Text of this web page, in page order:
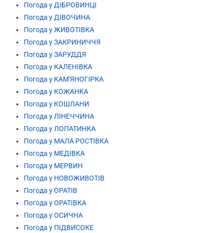
Погода у ДІБРОВИНЦІ
Погода у ДІВОЧИНА
Погода у ЖИВОТІВКА
Погода у ЗАКРИНИЧЧЯ
Погода у ЗАРУДДЯ
Погода у КАЛЕНІВКА
Погода у КАМ'ЯНОГІРКА
Погода у КОЖАНКА
Погода у КОШЛАНИ
Погода у ЛІНЕЧЧИНА
Погода у ЛОПАТИНКА
Погода у МАЛА РОСТІВКА
Погода у МЕДІВКА
Погода у МЕРВИН
Погода у НОВОЖИВОТІВ
Погода у ОРАТІВ
Погода у ОРАТІВКА
Погода у ОСИЧНА
Погода у ПІДВИСОКЕ